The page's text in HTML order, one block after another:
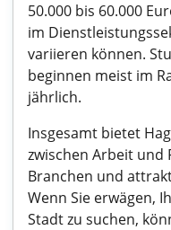
50.000 bis 60.000
im
variieren können.
beginnen meist im
jährlich.
Insgesamt bietet
zwischen Arbeit und
Branchen und
Wenn Sie erwägen,
Stadt zu suchen,